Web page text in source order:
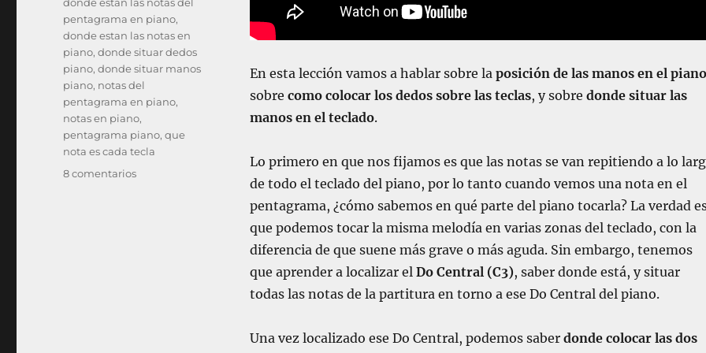
En esta lección vamos a hablar sobre la posición de las manos en el piano
sobre como colocar los dedos sobre las teclas, y sobre donde situar las
manos en el teclado.
Lo primero en que nos fijamos es que las notas se van repitiendo a lo
de todo el teclado del piano, por lo tanto cuando vemos una nota en el
pentagrama, ¿cómo sabemos en qué parte del piano tocarla? La verdad
que podemos tocar la misma melodía en varias zonas del teclado, con la
diferencia de que suene más grave o más aguda. Sin embargo, tenemos
que aprender a localizar el Do Central (C3), saber donde está, y situar
todas las notas de la partitura en torno a ese Do Central del piano.
Una vez localizado ese Do Central, podemos saber donde colocar las dos
pentagrama en piano,
donde estan las notas en
piano,donde situar dedos
piano,donde situar manos
piano, notas del
pentagrama en piano,
notas en piano,
pentagrama piano,que
nota es cada tecla
8 comentariose